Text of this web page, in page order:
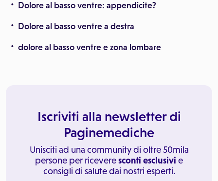
Dolore al basso ventre: appendicite?
Dolore al basso ventre a destra
dolore al basso ventre e zona lombare
Iscriviti alla newsletter di
Paginemediche
Unisciti ad una community di oltre 50mila
persone per riceveresconti esclusivi e
consigli di salute dai nostri esperti.